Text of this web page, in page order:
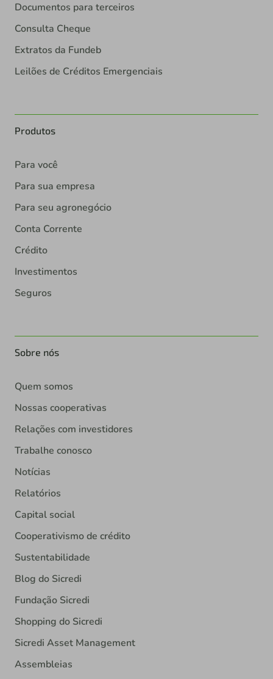
Documentos para terceiros
Consulta Cheque
Extratos da Fundeb
Leilões de Créditos Emergenciais
Produtos
Para você
Para sua empresa
Para seu agronegócio
Conta Corrente
Crédito
Investimentos
Seguros
Sobre nós
Quem somos
Nossas cooperativas
Relações com investidores
Trabalhe conosco
Notícias
Relatórios
Capital social
Cooperativismo de crédito
Sustentabilidade
Blog do Sicredi
Fundação Sicredi
Shopping do Sicredi
Sicredi Asset Management
Assembleias